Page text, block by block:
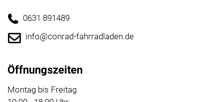
0631 891489
info@conrad-fahrradladen.de
Öffnungszeiten
Montag bis Freitag